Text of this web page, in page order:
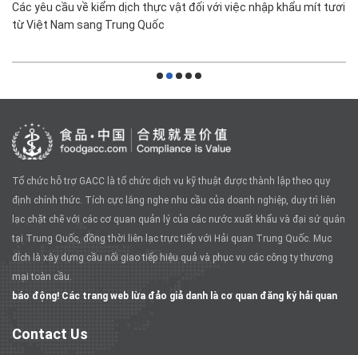
Các yêu cầu về kiểm dịch thực vật đối với việc nhập khẩu mít tươi
từ Việt Nam sang Trung Quốc
Tổ chức hỗ trợ GACC là tổ chức dịch vụ kỹ thuật được thành lập theo quy
định chính thức. Tích cực lắng nghe nhu cầu của doanh nghiệp, duy trì liên
lạc chặt chẽ với các cơ quan quản lý của các nước xuất khẩu và đại sứ quán
tại Trung Quốc, đồng thời liên lạc trực tiếp với Hải quan Trung Quốc. Mục
đích là xây dựng cầu nối giao tiếp hiệu quả và phục vụ các công ty thương
mại toàn cầu.
báo động! Các trang web lừa đảo giả danh là cơ quan đăng ký hải quan
Contact Us